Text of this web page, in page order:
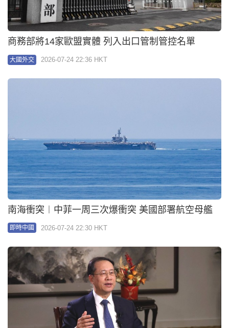
商務部將14家歐盟實體 列入出口管制管控名單
大國外交 2026-07-24 22:36 HKT
南海衝突︱中菲一周三次爆衝突 美國部署航空母艦
即時中國 2026-07-24 22:30 HKT